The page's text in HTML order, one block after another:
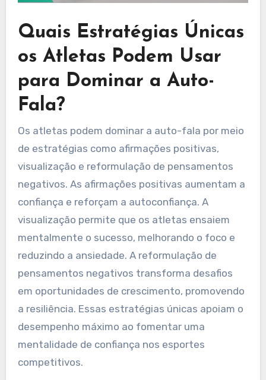
Quais Estratégias Únicas
os Atletas Podem Usar
para Dominar a Auto-
Fala?
Os atletas podem dominar a auto-fala por meio
de estratégias como afirmações positivas,
visualização e reformulação de pensamentos
negativos. As afirmações positivas aumentam a
confiança e reforçam a autoconfiança. A
visualização permite que os atletas ensaiem
mentalmente o sucesso, melhorando o foco e
reduzindo a ansiedade. A reformulação de
pensamentos negativos transforma desafios
em oportunidades de crescimento, promovendo
a resiliência. Essas estratégias únicas apoiam o
desempenho máximo ao fomentar uma
mentalidade de confiança nos esportes
competitivos.